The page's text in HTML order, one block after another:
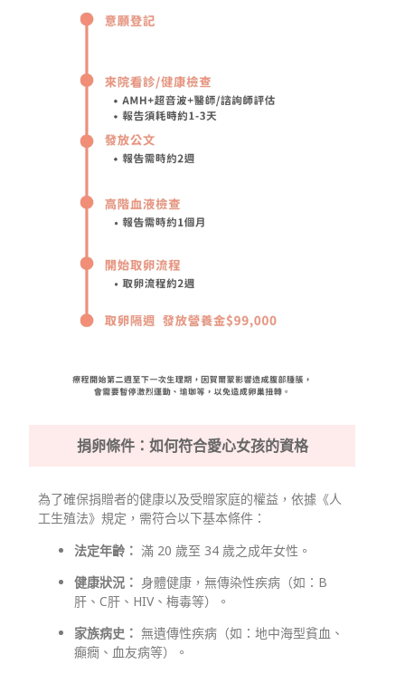
捐卵條件：如何符合愛心女孩的資格
為了確保捐贈者的健康以及受贈家庭的權益，依據《人
工生殖法》規定，需符合以下基本條件：
法定年齡： 滿 20 歲至 34 歲之成年女性。
健康狀況： 身體健康，無傳染性疾病（如：B
肝、C肝、HIV、梅毒等）。
家族病史： 無遺傳性疾病（如：地中海型貧血、
癲癇、血友病等）。